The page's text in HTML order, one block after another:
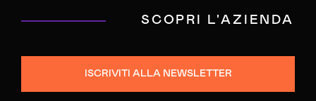
Campagne Native Advertising Modena
SCOPRI L'AZIENDA
ISCRIVITI ALLA NEWSLETTER